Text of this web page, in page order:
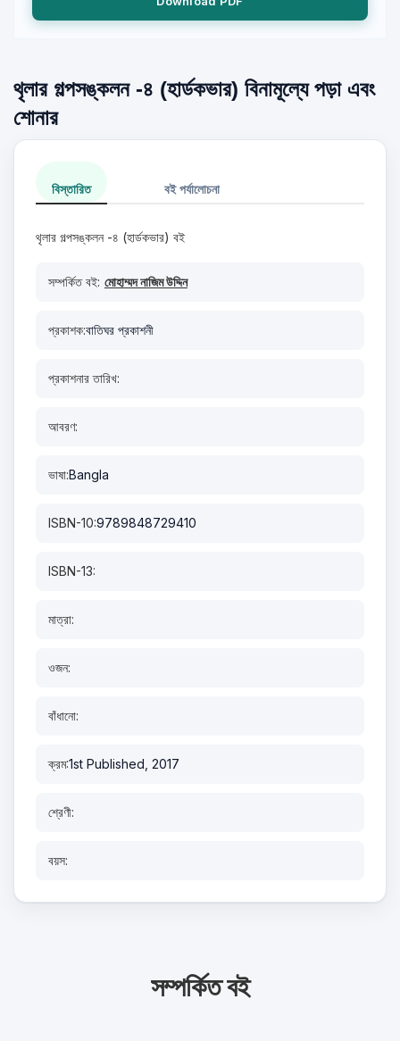
থৃলার গল্পসঙ্কলন -৪ (হার্ডকভার) বিনামূল্যে পড়া এবং
শোনার
বিস্তারিত বই পর্যালোচনা
থৃলার গল্পসঙ্কলন -৪ (হার্ডকভার) বই
সম্পর্কিত বই: মোহাম্মদ নাজিম উদ্দিন
প্রকাশক:বাতিঘর প্রকাশনী
প্রকাশনার তারিখ:
আবরণ:
ভাষা:Bangla
ISBN-10:9789848729410
ISBN-13:
মাত্রা:
ওজন:
বাঁধানো:
ক্রম:1st Published, 2017
শ্রেণী:
বয়স:
সম্পর্কিত বই